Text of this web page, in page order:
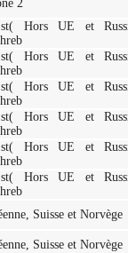
2
Hors UE et
Hors UE et
Hors UE et
Hors UE et
Hors UE et
Hors UE et
Suisse et Norvège
Suisse et Norvège